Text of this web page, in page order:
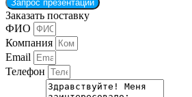
Запрос презентации
Заказать поставку
ФИО
Компания
Email
Телефон